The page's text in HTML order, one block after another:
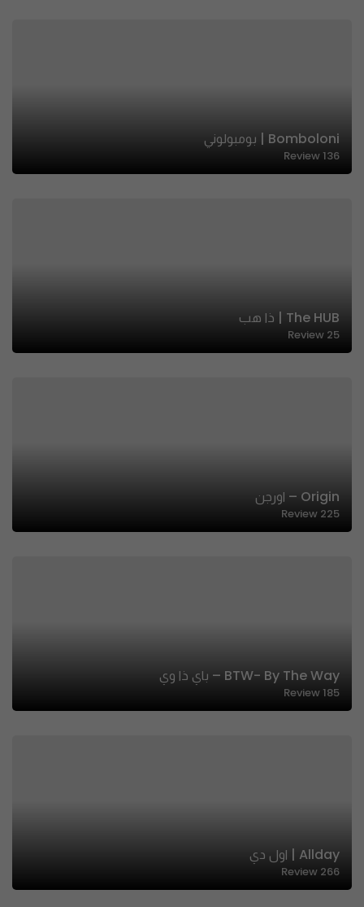
Bomboloni | بومبولوني
136
Review
The HUB | ذا هب
25
Review
Origin – اورجن
225
Review
BTW- By The Way – باي ذا وي
185
Review
Allday | اول دي
266
Review